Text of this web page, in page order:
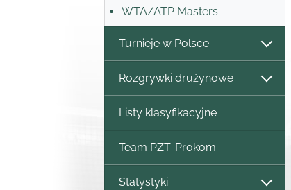
WTA/ATP Masters
Turnieje w Polsce
Rozgrywki drużynowe
Listy klasyfikacyjne
Team PZT-Prokom
Statystyki